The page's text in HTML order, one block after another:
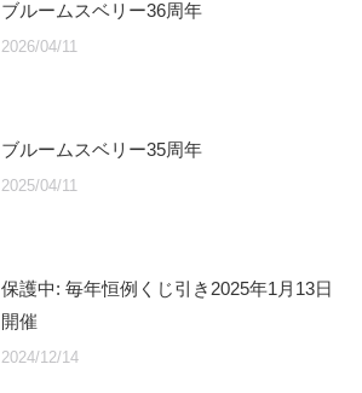
ブルームスベリー36周年
2026/04/11
ブルームスベリー35周年
2025/04/11
保護中: 毎年恒例くじ引き2025年1月13日
開催
2024/12/14